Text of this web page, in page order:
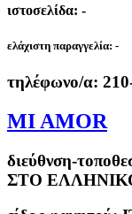
ιστοσελίδα: -
ελάχιστη παραγγελία: -
τηλέφωνο/α:
MI AMOR
διεύθνση-
ΣΤΟ